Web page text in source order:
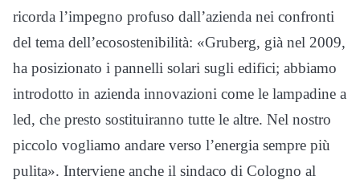
ricorda l’impegno profuso dall’azienda nei confronti
del tema dell’ecosostenibilità: «Gruberg, già nel 2009,
ha posizionato i pannelli solari sugli edifici; abbiamo
introdotto in azienda innovazioni come le lampadine a
led, che presto sostituiranno tutte le altre. Nel nostro
piccolo vogliamo andare verso l’energia sempre più
pulita». Interviene anche il sindaco di Cologno al